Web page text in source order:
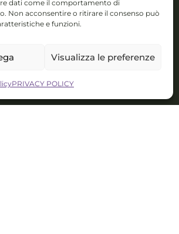
dati come il comportamento di
Non acconsentire o ritirare il consenso può
e funzioni.
Visualizza le preferenze
PRIVACY POLICY